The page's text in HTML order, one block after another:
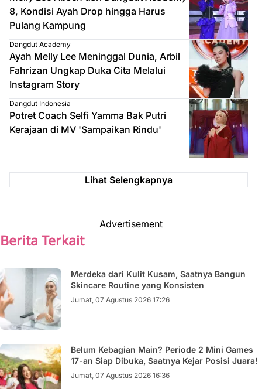
8, Kondisi Ayah Drop hingga Harus
Pulang Kampung
Dangdut Academy
Ayah Melly Lee Meninggal Dunia, Arbil
Fahrizan Ungkap Duka Cita Melalui
Instagram Story
Dangdut Indonesia
Potret Coach Selfi Yamma Bak Putri
Kerajaan di MV 'Sampaikan Rindu'
Lihat Selengkapnya
Advertisement
Berita Terkait
Merdeka dari Kulit Kusam, Saatnya Bangun
Skincare Routine yang Konsisten
Jumat, 07 Agustus 2026 17:26
Belum Kebagian Main? Periode 2 Mini Games
17-an Siap Dibuka, Saatnya Kejar Posisi Juara!
Jumat, 07 Agustus 2026 16:36